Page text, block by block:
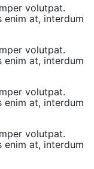
volutpat.
enim at, interdum
volutpat.
enim at, interdum
volutpat.
enim at, interdum
volutpat.
enim at, interdum